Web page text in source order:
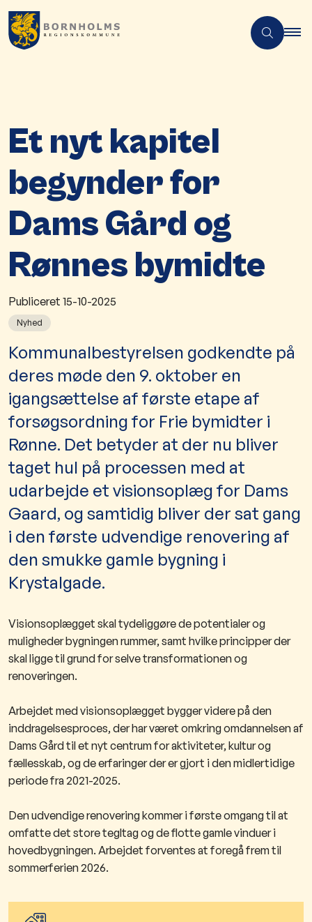
Et nyt kapitel
begynder for
Dams Gård og
Rønnes bymidte
Publiceret 15-10-2025
Nyhed
Kommunalbestyrelsen godkendte på
deres møde den 9. oktober en
igangsættelse af første etape af
forsøgsordning for Frie bymidter i
Rønne. Det betyder at der nu bliver
taget hul på processen med at
udarbejde et visionsoplæg for Dams
Gaard, og samtidig bliver der sat gang
i den første udvendige renovering af
den smukke gamle bygning i
Krystalgade.
Visionsoplægget skal tydeliggøre de potentialer og
muligheder bygningen rummer, samt hvilke principper der
skal ligge til grund for selve transformationen og
renoveringen.
Arbejdet med visionsoplægget bygger videre på den
inddragelsesproces, der har været omkring omdannelsen af
Dams Gård til et nyt centrum for aktiviteter, kultur og
fællesskab, og de erfaringer der er gjort i den midlertidige
periode fra 2021-2025.
Den udvendige renovering kommer i første omgang til at
omfatte det store tegltag og de flotte gamle vinduer i
hovedbygningen. Arbejdet forventes at foregå frem til
sommerferien 2026.